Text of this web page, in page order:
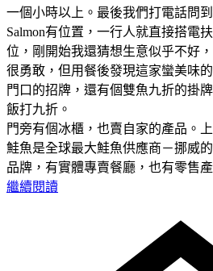
一個小時以上。最後我們打電話問
Salmon有位置，一行人就直接搭電
位，剛開始我還猜想生意似乎不好
很勇敢，但用餐後發現這家蠻美味的
門口的招牌，還有個雙魚九折的掛
飯打九折。
門旁有個冰櫃，也賣自家的產品。
鮭魚是全球最大鮭魚供應商－挪威
品牌，有實體專賣餐廳，也有零售產
繼續閱讀